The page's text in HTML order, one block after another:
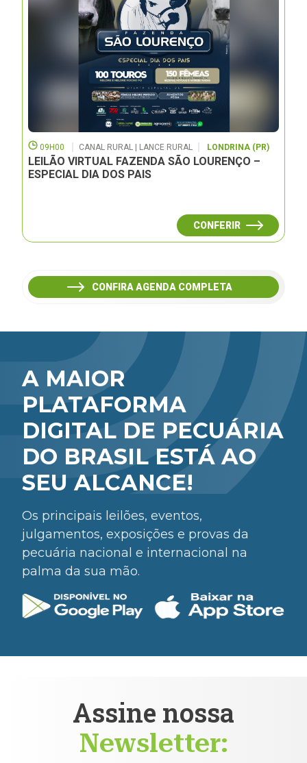
09H00 CANAL RURAL | LANCE RURAL LONDRINA (PR)
LEILÃO VIRTUAL FAZENDA SÃO LOURENÇO –
ESPECIAL DIA DOS PAIS
CONFERIR
CONFIRA AGENDA COMPLETA
A MAIOR
PLATAFORMA
DIGITAL DE PECUÁRIA
DO BRASIL ESTÁ AO
SEU ALCANCE!
Os principais leilões, eventos,
julgamentos, exposições e provas da
pecuária nacional e internacional na
palma da sua mão.
Assine nossa
Newsletter: